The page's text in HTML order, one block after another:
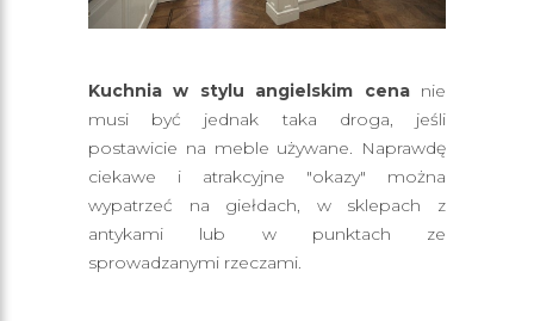
Kuchnia w stylu angielskim cena nie
musi być jednak taka droga, jeśli
postawicie na meble używane. Naprawdę
ciekawe i atrakcyjne "okazy" można
wypatrzeć na giełdach, w sklepach z
antykami lub w punktach ze
sprowadzanymi rzeczami.